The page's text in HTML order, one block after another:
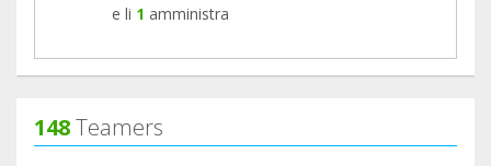
e li 1 amministra
148Teamers